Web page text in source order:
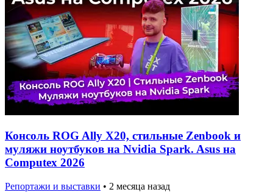
Консоль ROG Ally X20, стильные Zenbook и
муляжи ноутбуков на Nvidia Spark. Asus на
Computex 2026
Репортажи и выставки • 2 месяца назад